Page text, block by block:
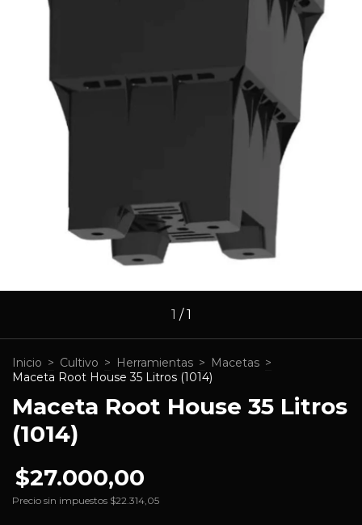
1 /1
Inicio > Cultivo > Herramientas > Macetas >
Maceta Root House 35 Litros (1014)
Maceta Root House 35 Litros
(1014)
$27.000,00
Precio sin impuestos $22.314,05